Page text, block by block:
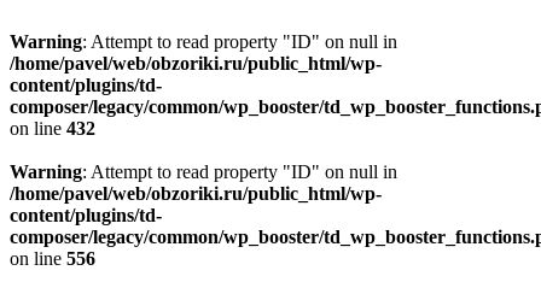
Warning: Attempt to read property "ID" on null in
/home/pavel/web/obzoriki.ru/public_html/wp-
content/plugins/td-
composer/legacy/common/wp_booster/
on line 432
Warning: Attempt to read property "ID" on null in
/home/pavel/web/obzoriki.ru/public_html/wp-
content/plugins/td-
composer/legacy/common/wp_booster/
on line 556